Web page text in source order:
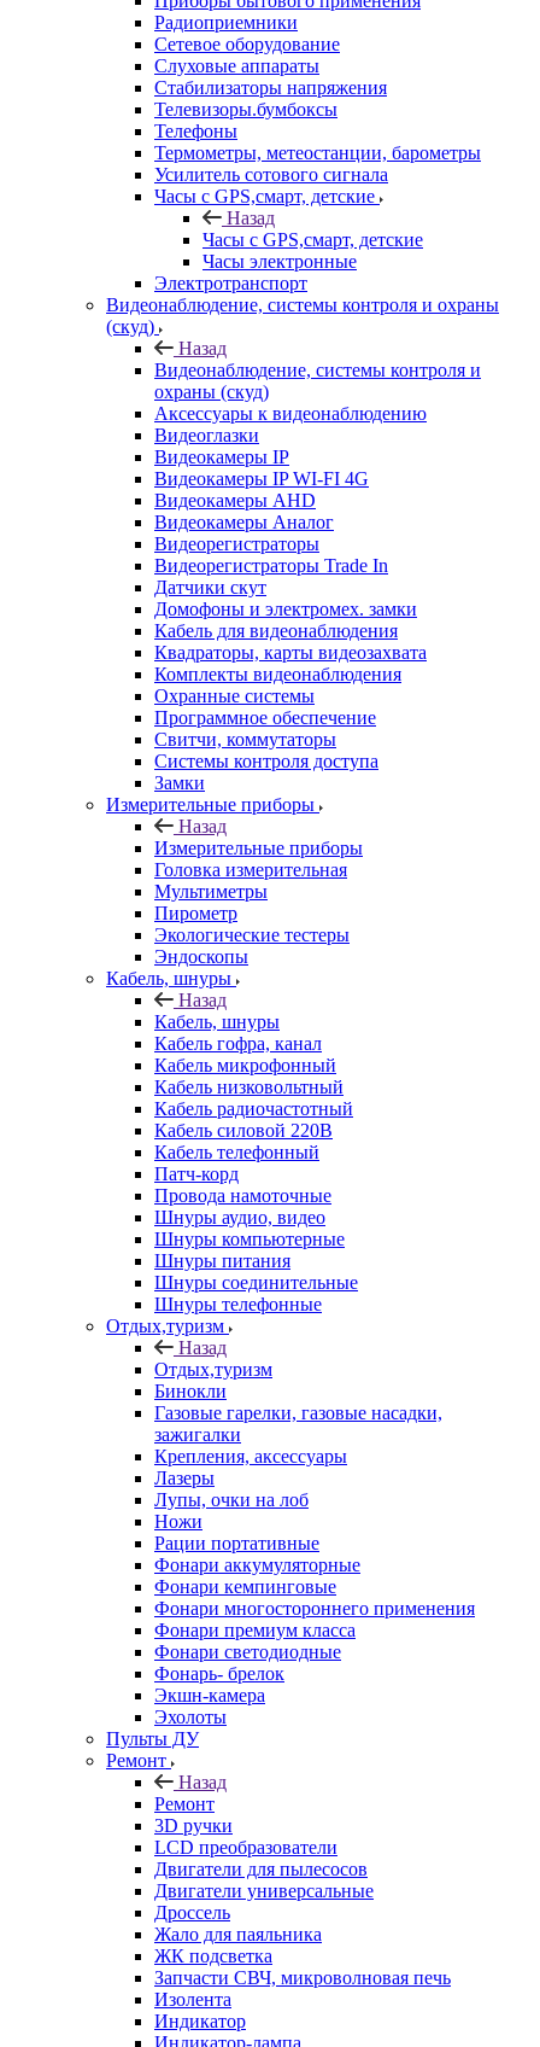
Радиоприемники
Сетевое оборудование
Слуховые аппараты
Стабилизаторы напряжения
Телевизоры.бумбоксы
Телефоны
Термометры, метеостанции, барометры
Усилитель сотового сигнала
Часы с GPS,смарт, детские
Назад
Часы с GPS,смарт, детские
Часы электронные
Электротранспорт
Видеонаблюдение, системы контроля и охраны
(скуд)
Назад
Видеонаблюдение, системы контроля и
охраны (скуд)
Аксессуары к видеонаблюдению
Видеоглазки
Видеокамеры IP
Видеокамеры IP WI-FI 4G
Видеокамеры AHD
Видеокамеры Аналог
Видеорегистраторы
Видеорегистраторы Trade In
Датчики скут
Домофоны и электромех. замки
Кабель для видеонаблюдения
Квадраторы, карты видеозахвата
Комплекты видеонаблюдения
Охранные системы
Программное обеспечение
Свитчи, коммутаторы
Системы контроля доступа
Замки
Измерительные приборы
Назад
Измерительные приборы
Головка измерительная
Мультиметры
Пирометр
Экологические тестеры
Эндоскопы
Кабель, шнуры
Назад
Кабель, шнуры
Кабель гофра, канал
Кабель микрофонный
Кабель низковольтный
Кабель радиочастотный
Кабель силовой 220В
Кабель телефонный
Патч-корд
Провода намоточные
Шнуры аудио, видео
Шнуры компьютерные
Шнуры питания
Шнуры соединительные
Шнуры телефонные
Отдых,туризм
Назад
Отдых,туризм
Бинокли
Газовые гарелки, газовые насадки,
зажигалки
Крепления, аксессуары
Лазеры
Лупы, очки на лоб
Ножи
Рации портативные
Фонари аккумуляторные
Фонари кемпинговые
Фонари многостороннего применения
Фонари премиум класса
Фонари светодиодные
Фонарь- брелок
Экшн-камера
Эхолоты
Пульты ДУ
Ремонт
Назад
Ремонт
3D ручки
LCD преобразователи
Двигатели для пылесосов
Двигатели универсальные
Дроссель
Жало для паяльника
ЖК подсветка
Запчасти СВЧ, микроволновая печь
Изолента
Индикатор
Индикатор-лампа